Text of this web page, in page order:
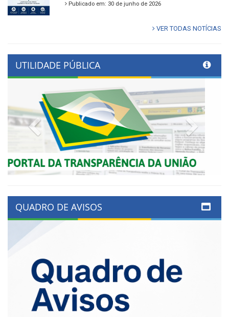
Publicado em: 30 de junho de 2026
VER TODAS NOTÍCIAS
UTILIDADE PÚBLICA
Previous
QUADRO DE AVISOS